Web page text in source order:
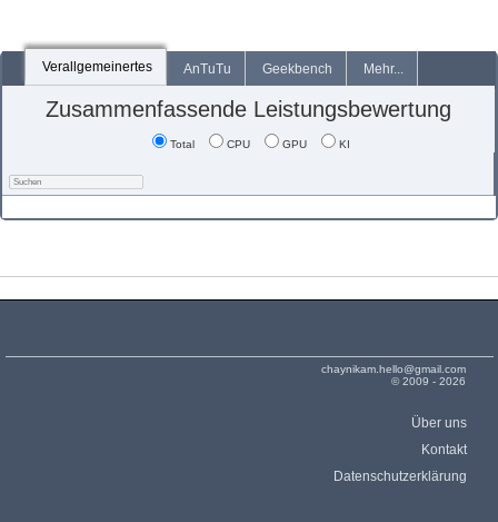
Verallgemeinertes AnTuTu Geekbench Mehr...
Zusammenfassende Leistungsbewertung
Total CPU GPU KI
chaynikam.hello@gmail.com
© 2009 - 2026
Über uns
Kontakt
Datenschutzerklärung